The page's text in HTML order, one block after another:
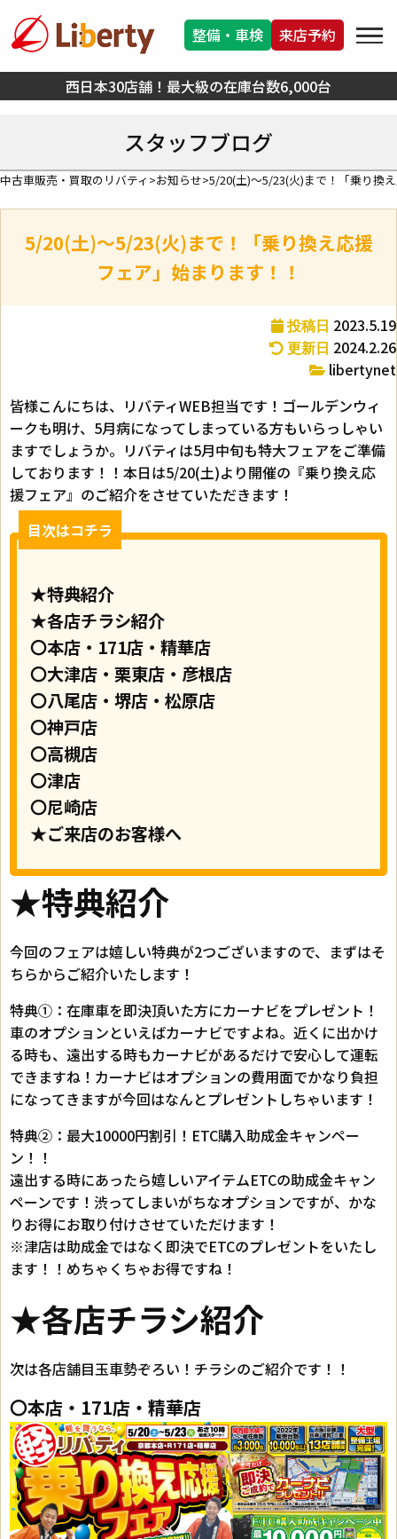
西日本30店舗！最大級の在庫台数6,000台
整備・車検 来店予約
スタッフブログ
中古車販売・買取のリバティ お知らせ 5/20(土)～5/23(火)まで！「乗り換
5/20(土)～5/23(火)まで！「乗り換え応援
フェア」始まります！！
投稿日 2023.5.19
更新日 2024.2.26
libertynet
皆様こんにちは、リバティWEB担当です！ゴールデンウィ
ークも明け、5月病になってしまっている方もいらっしゃい
ますでしょうか。リバティは5月中旬も特大フェアをご準備
しております！！本日は5/20(土)より開催の『乗り換え応
援フェア』のご紹介をさせていただきます！
目次はコチラ
★特典紹介
★各店チラシ紹介
〇本店・171店・精華店
〇大津店・栗東店・彦根店
〇八尾店・堺店・松原店
〇神戸店
〇高槻店
〇津店
〇尼崎店
★ご来店のお客様へ
★特典紹介
今回のフェアは嬉しい特典が2つございますので、まずはそ
ちらからご紹介いたします！
特典①：在庫車を即決頂いた方にカーナビをプレゼント！
車のオプションといえばカーナビですよね。近くに出かけ
る時も、遠出する時もカーナビがあるだけで安心して運転
できますね！カーナビはオプションの費用面でかなり負担
になってきますが今回はなんとプレゼントしちゃいます！
特典②：最大10000円割引！ETC購入助成金キャンペー
ン！！
遠出する時にあったら嬉しいアイテムETCの助成金キャン
ペーンです！渋ってしまいがちなオプションですが、かな
りお得にお取り付けさせていただけます！
※津店は助成金ではなく即決でETCのプレゼントをいたし
ます！！めちゃくちゃお得ですね！
★各店チラシ紹介
次は各店舗目玉車勢ぞろい！チラシのご紹介です！！
〇本店・171店・精華店